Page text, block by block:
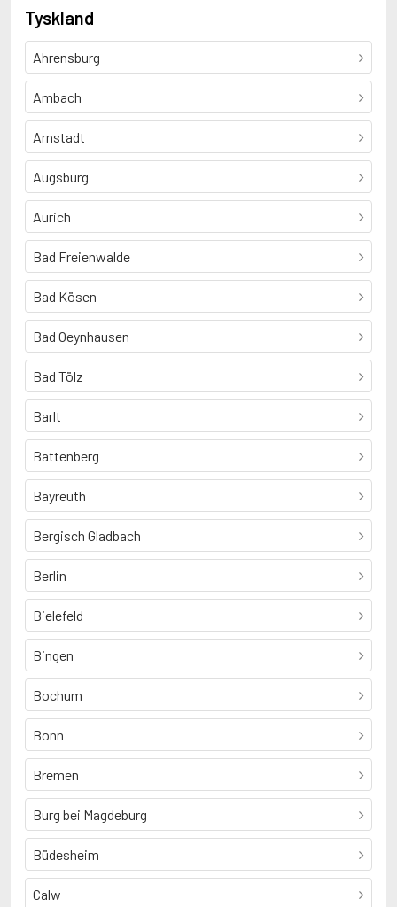
Tyskland
Ahrensburg
Ambach
Arnstadt
Augsburg
Aurich
Bad Freienwalde
Bad Kösen
Bad Oeynhausen
Bad Tölz
Barlt
Battenberg
Bayreuth
Bergisch Gladbach
Berlin
Bielefeld
Bingen
Bochum
Bonn
Bremen
Burg bei Magdeburg
Büdesheim
Calw